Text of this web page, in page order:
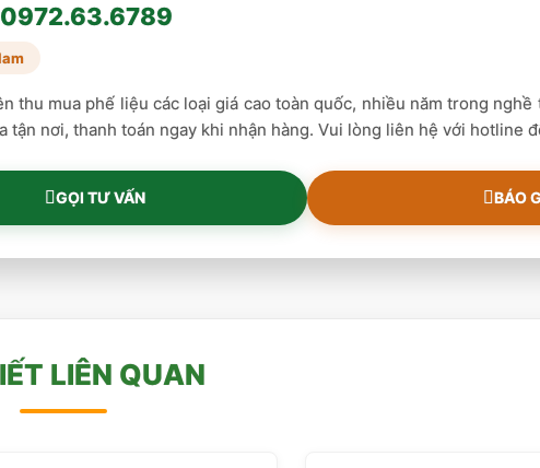
0972.63.6789
thu mua phế liệu các loại giá cao toàn quốc, nhiều năm trong
tận nơi, thanh toán ngay khi nhận hàng. Vui lòng liên hệ với hotline
GỌI TƯ VẤN BÁO
LIÊN QUAN